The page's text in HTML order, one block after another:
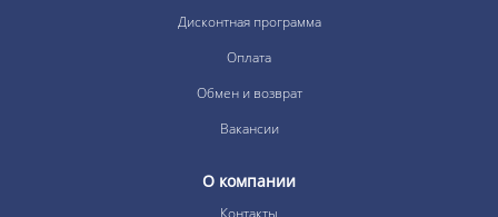
Дисконтная программа
Оплата
Обмен и возврат
Вакансии
О компании
Контакты